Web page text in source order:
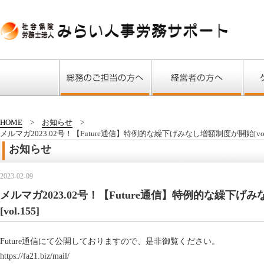
HOME
お知らせ
メルマガ2023.02号！【Future通信】特例的な繰下げみなし増額制度が開始
お知らせ
2023-02-09
メルマガ2023.02号！【Future通信】特例的な繰下げみ
[vol.155]
Future通信にて公開しておりますので、是非御覧ください。
https://fa21.biz/mail/